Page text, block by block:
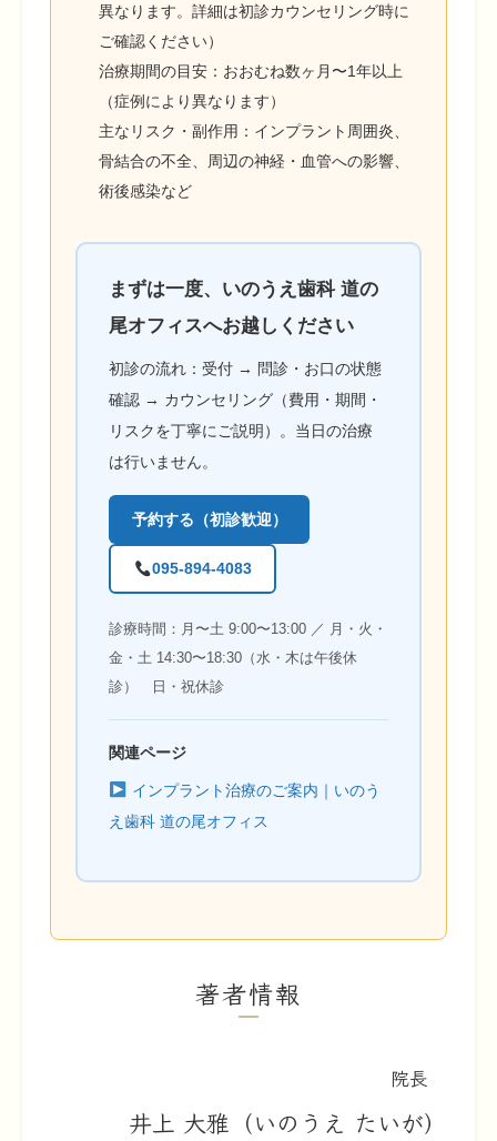
異なります。詳細は初診カウンセリング時に
ご確認ください）
治療期間の目安：おおむね数ヶ月〜1年以上
（症例により異なります）
主なリスク・副作用：インプラント周囲炎、
骨結合の不全、周辺の神経・血管への影響、
術後感染など
まずは一度、いのうえ歯科 道の
尾オフィスへお越しください
初診の流れ：受付 → 問診・お口の状態
確認 → カウンセリング（費用・期間・
リスクを丁寧にご説明）。当日の治療
は行いません。
予約する（初診歓迎）
095-894-4083
診療時間：月〜土 9:00〜13:00 ／ 月・火・
金・土 14:30〜18:30（水・木は午後休
診） 日・祝休診
関連ページ
インプラント治療のご案内｜いのう
え歯科 道の尾オフィス
著者情報
院長
井上 大雅（いのうえ たいが）